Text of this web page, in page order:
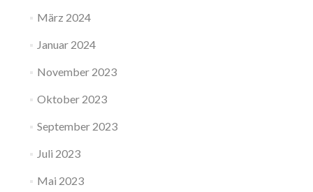
März 2024
Januar 2024
November 2023
Oktober 2023
September 2023
Juli 2023
Mai 2023